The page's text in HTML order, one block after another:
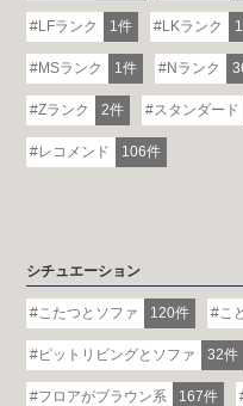
LFランク 1件 LKランク
MSランク 1件 Nランク
Zランク 2件 スタンダード
レコメンド 106件
シチュエーション
こたつとソファ 120件 こ
ピットリビングとソファ 32件
フロアがブラウン系 167件